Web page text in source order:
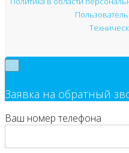
Заявка на обратный
Ваш номер телефона